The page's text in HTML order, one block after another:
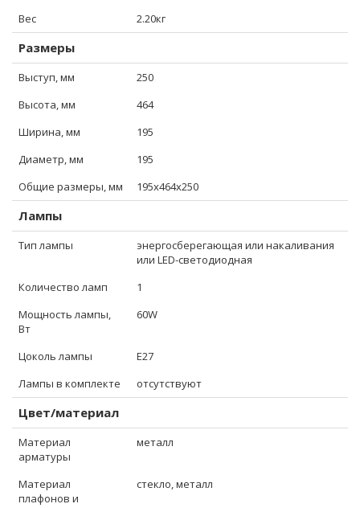
Вес
2.20кг
Размеры
Выступ, мм
250
Высота, мм
464
Ширина, мм
195
Диаметр, мм
195
Общие размеры, мм
195x464x250
Лампы
Тип лампы
энергосберегающая или накаливания
или LED-светодиодная
Количество ламп
1
Мощность лампы,
Вт
60W
Цоколь лампы
E27
Лампы в комплекте
отсутствуют
Цвет/материал
Материал
арматуры
металл
Материал
плафонов и
стекло, металл